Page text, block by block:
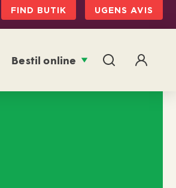
FIND BUTIK UGENS AVIS
Bestil online